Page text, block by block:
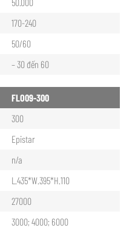
170-240
50/60
– 30 đến 60
FLO09-300
300
Epistar
n/a
L.435*W.395*H.110
27000
3000; 4000; 6000